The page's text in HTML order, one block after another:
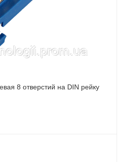
8 отверстий на DIN рейку